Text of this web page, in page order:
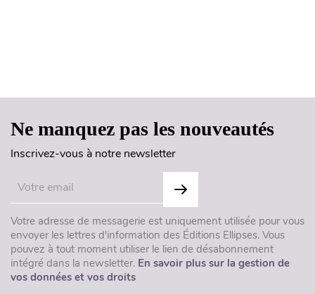
Ne manquez pas les nouveautés
Inscrivez-vous à notre newsletter
Votre adresse de messagerie est uniquement utilisée pour vous
envoyer les lettres d'information des Éditions Ellipses. Vous
pouvez à tout moment utiliser le lien de désabonnement
intégré dans la newsletter. En savoir plus sur la gestion de
vos données et vos droits